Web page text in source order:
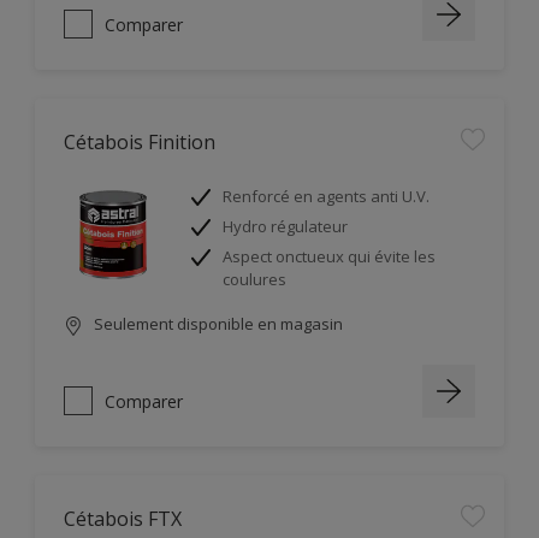
Comparer
Cétabois Finition
Renforcé en agents anti U.V.
Hydro régulateur
Aspect onctueux qui évite les
coulures
Seulement disponible en magasin
Comparer
Cétabois FTX